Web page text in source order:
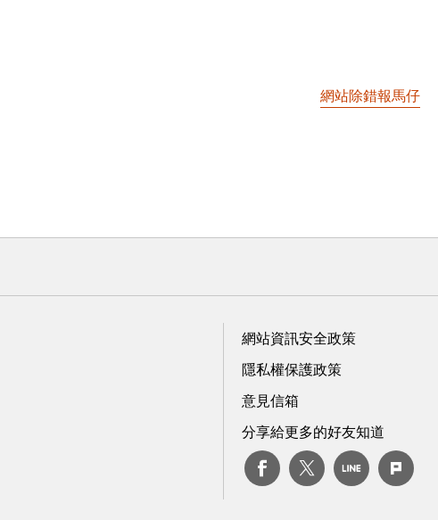
網站除錯報馬仔
網站資訊安全政策
隱私權保護政策
意見信箱
分享給更多的好友知道